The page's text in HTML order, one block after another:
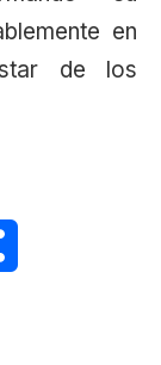
en
de los